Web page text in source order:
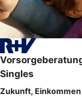
Singles
Zukunft,